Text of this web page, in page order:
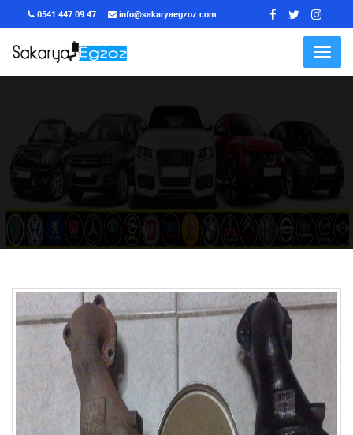
0541 447 09 47 info@sakaryaegzoz.com
Menu